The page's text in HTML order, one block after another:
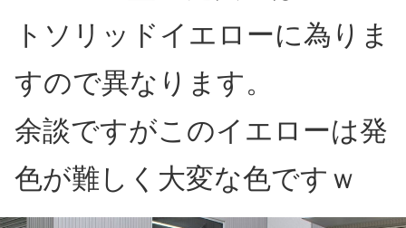
トソリッドイエローに為りま
すので異なります。
余談ですがこのイエローは発
色が難しく大変な色ですｗ